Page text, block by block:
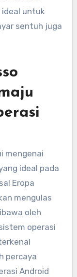
ideal untuk
sentuh juga
mengenai
ideal pada
Eropa
mengulas
oleh
operasi
percaya
Android